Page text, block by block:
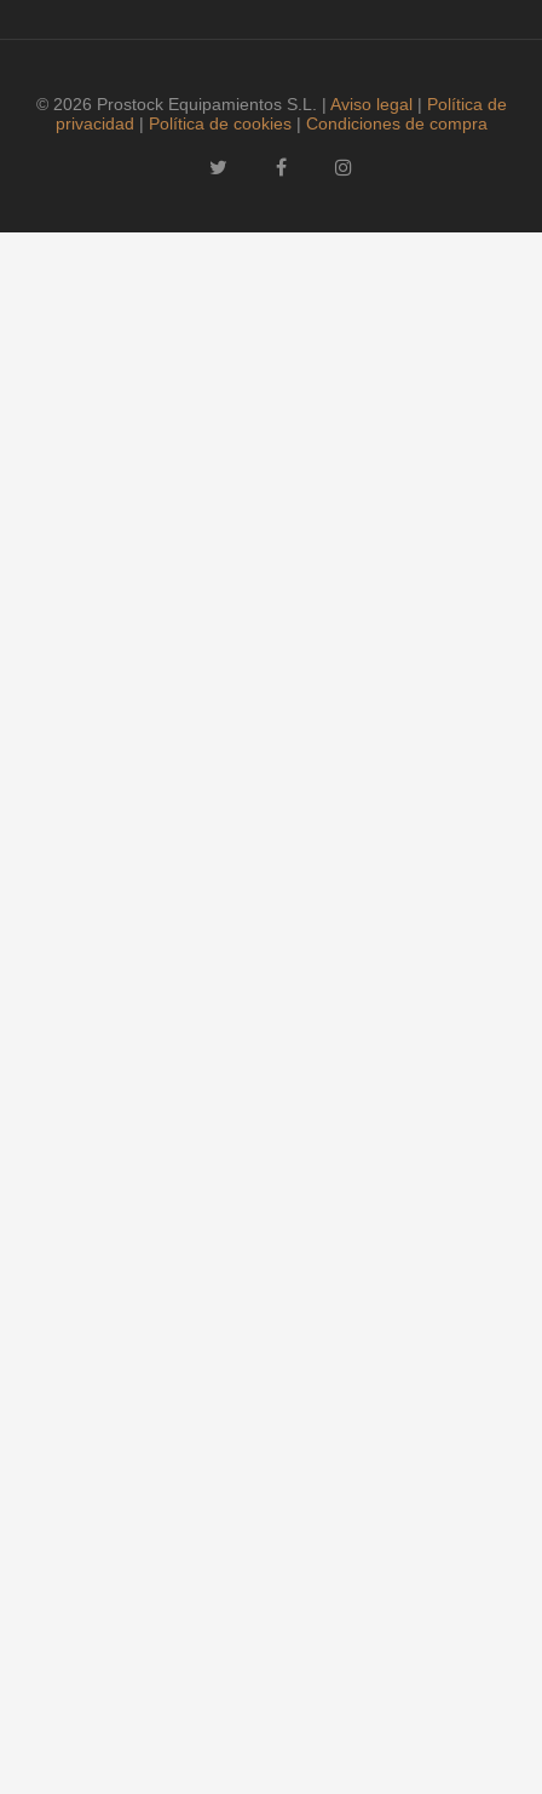
© 2026 Prostock Equipamientos S.L. | Aviso legal| Política de
privacidad | Política de cookies| Condiciones de compra